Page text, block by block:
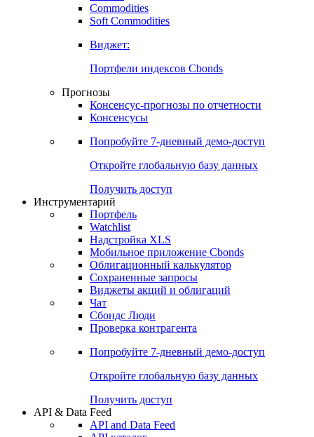
Commodities
Золото
Бензин
Soft Commodities
Виджет:
Портфели индексов Cbonds
Прогнозы
Консенсусы
Попробуйте7-дневный
Откройте глобальную базу данных
Получить доступ
Инструментарий
Портфель
Watchlist
Надстройка XLS
Мобильное приложение Cbonds
Облигационный калькулятор
Сохраненные запросы
Чат
Проверка контрагента
Попробуйте7-дневный
Откройте глобальную базу данных